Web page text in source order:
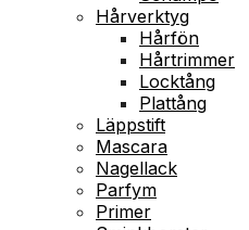
Hårverktyg
Hårfön
Hårtrimmer
Locktång
Plattång
Läppstift
Mascara
Nagellack
Parfym
Primer